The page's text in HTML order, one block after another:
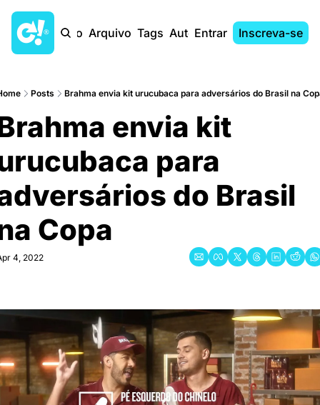
Início Arquivo Tags AutoresEntrar Inscreva-se
Posts Brahma envia kit urucubaca para adversários do Brasil na
envia kit
para
do Brasil
Copa
4, 2022